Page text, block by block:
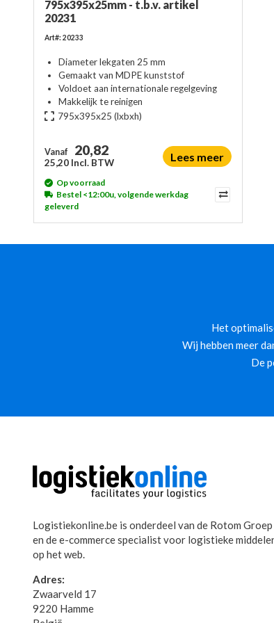
795x395x25mm - t.b.v. artikel
20231
Art#: 20233
Diameter lekgaten 25 mm
Gemaakt van MDPE kunststof
Voldoet aan internationale regelgeving
Makkelijk te reinigen
795x395x25 (lxbxh)
Vanaf 20,82
25,20 Incl. BTW Lees meer
Op voorraad
Bestel <12:00u, volgende werkdag
geleverd
Het
Wij hebben meer
De
Logistiekonline.be is onderdeel van de Rotom Groep
en de e-commerce specialist voor logistieke
op het web.
Adres:
Zwaarveld 17
9220 Hamme